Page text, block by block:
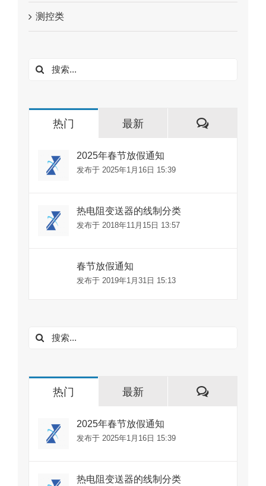
测控类
搜
热门 最新
评
2025年春节放假通知
发布于 2025年1月16日 15:39
热电阻变送器的线制分类
发布于 2018年11月15日 13:57
春节放假通知
发布于 2019年1月31日 15:13
搜
热门 最新
评
2025年春节放假通知
发布于 2025年1月16日 15:39
热电阻变送器的线制分类